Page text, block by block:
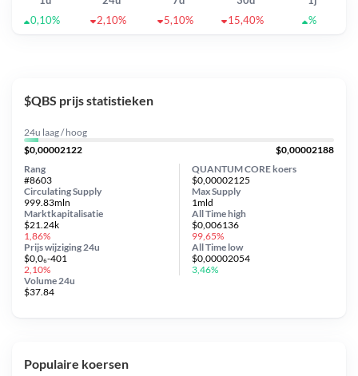
0,10%
2,10% 5,10% 15,40% %
$QBS prijs statistieken
24u laag / hoog
$0,00002122
$0,00002188
QUANTUM CORE koers
$0,00002125
Circulating Supply
999.83mln
Prijs wijziging 24u
$0,0₆-401
2,10%
Max Supply
1mld
Marktkapitalisatie
$21.24k
1,86%
Volume 24u
$37.84
Rang
#8603
All Timehigh
$0,006136
99,65%
All Time low
$0,00002054
3,46%
Populaire koersen